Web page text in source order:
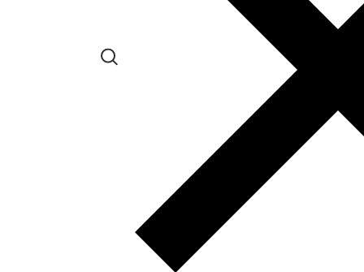
Закажите понравившуюся модель
в ближайший салон “Оптик-Экспресс”.
*Доступно для Республики
Сравнить товар